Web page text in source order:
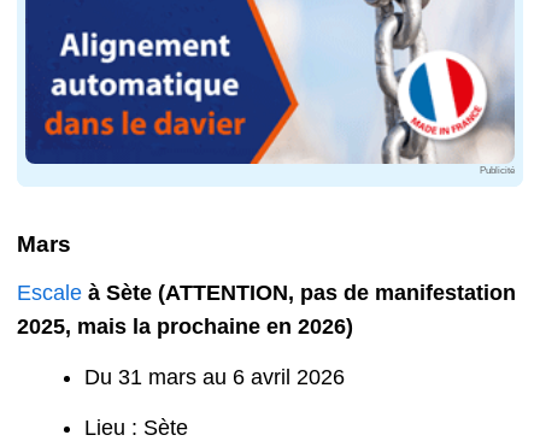
Publicité
Mars
Escale à Sète (ATTENTION, pas de manifestation
2025, mais la prochaine en 2026)
Du 31 mars au 6 avril 2026
Lieu : Sète